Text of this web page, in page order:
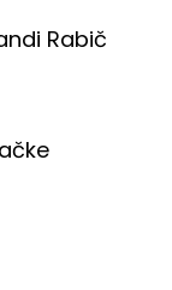
Rabič